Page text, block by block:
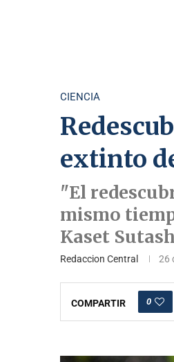
CIENCIA
extinto
"El
mismo
Kaset
Redaccion Central 26
COMPARTIR 0